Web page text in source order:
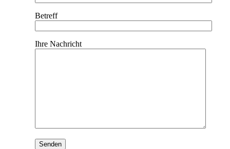
Betreff
Ihre Nachricht